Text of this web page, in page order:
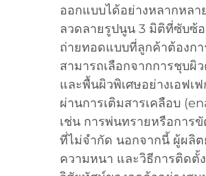
ออกแบบได้อย่างหลากหลา
ลวดลายรูปนูน 3 มิติที่ซับซ้
ถ่ายทอดแบบที่ลูกค้าต้องก
สามารถเลือกจากการชุบผิ
และพื้นผิวพิเศษอย่างเอฟ
ผ่านการเติมสารเคลือบ
เช่น การพ่นทรายหรือการ
ที่ไม่จำกัด นอกจากนี้ ผู้ผลิ
ความหนา และวิธีการติดตั้